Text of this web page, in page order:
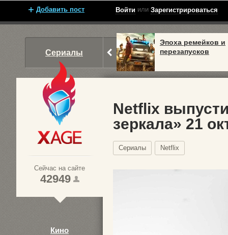
Добавить пост Войти или Зарегистрироваться
Сериалы
Эпоха ремейков и
перезапусков
Сейчас на сайте
42949
Кино
Netflix
зеркала» 21
Сериалы Netflix